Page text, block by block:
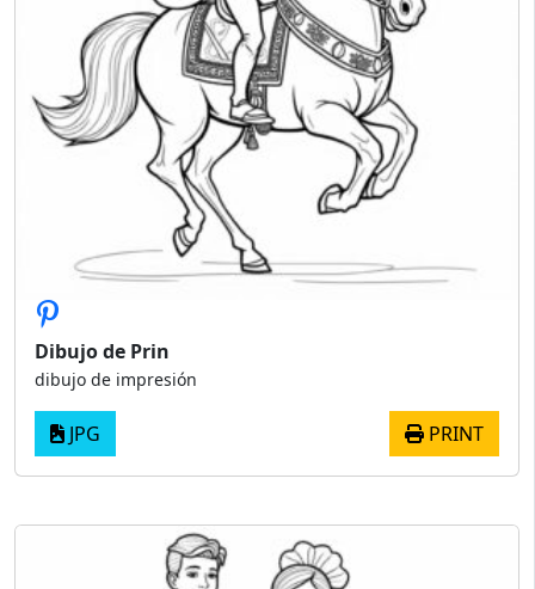
Dibujo de Prin
dibujo de impresión
JPG PRINT